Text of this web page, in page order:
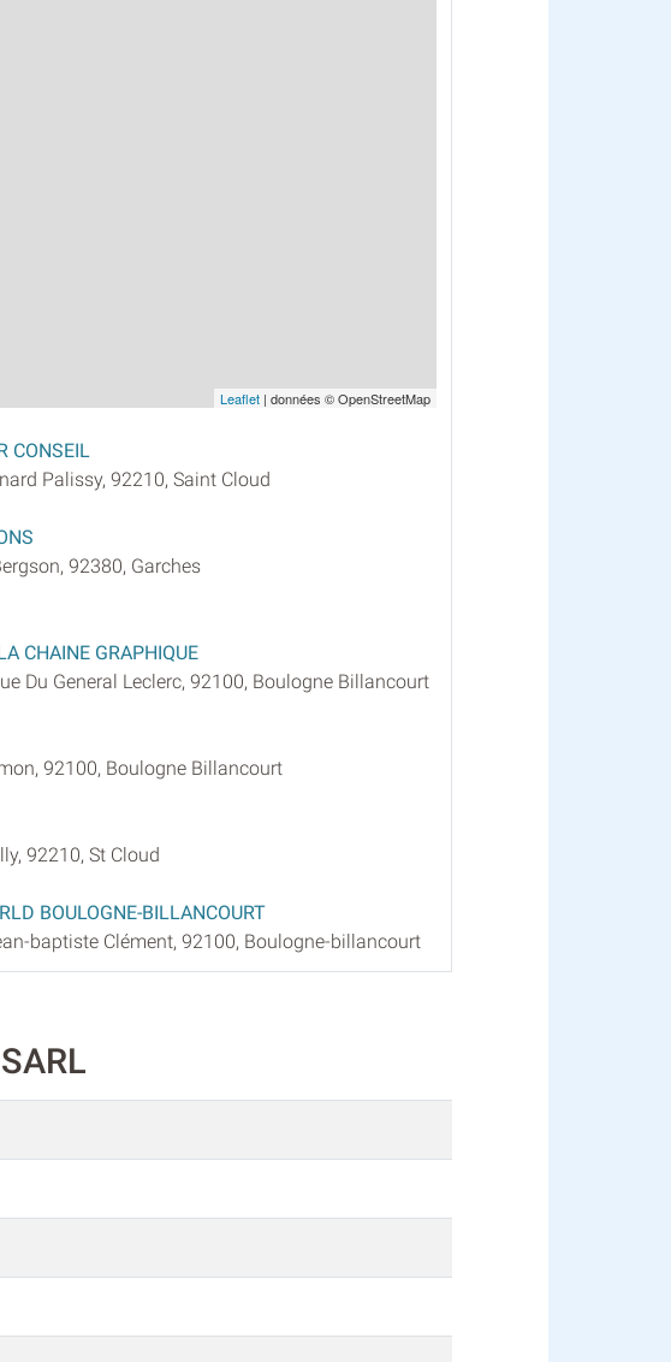
Leaflet | données © OpenStreetMap
CONSEIL
Palissy, 92210, Saint Cloud
92380, Garches
CHAINE GRAPHIQUE
Du General Leclerc, 92100, Boulogne Billancourt
92100, Boulogne Billancourt
92210, St Cloud
BOULOGNE-BILLANCOURT
baptiste Clément, 92100, Boulogne-billancourt